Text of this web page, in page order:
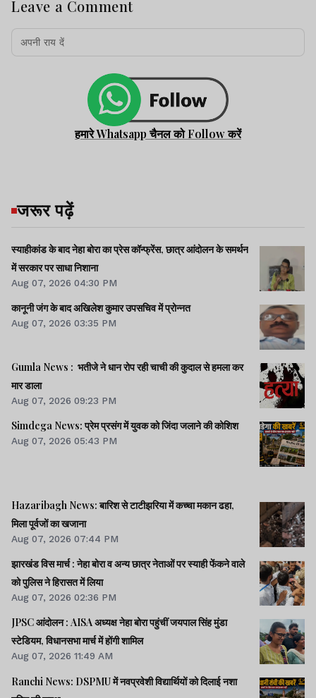
Leave a Comment
हमारे Whatsapp चैनल को Follow करें
जरूर पढ़ें
स्याहीकांड के बाद नेहा बोरा का प्रेस कॉन्फ्रेंस, छात्र आंदोलन के समर्थन
में सरकार पर साधा निशाना
Aug 07, 2026 04:30 PM
कानूनी जंग के बाद अखिलेश कुमार उपसचिव में प्रोन्नत
Aug 07, 2026 03:35 PM
Gumla News : भतीजे ने धान रोप रही चाची की कुदाल से हमला कर
मार डाला
Aug 07, 2026 09:23 PM
Simdega News: प्रेम प्रसंग में युवक को जिंदा जलाने की कोशिश
Aug 07, 2026 05:43 PM
Hazaribagh News: बारिश से टाटीझरिया में कच्चा मकान ढहा,
मिला पूर्वजों का खजाना
Aug 07, 2026 07:44 PM
झारखंड विस मार्च : नेहा बोरा व अन्य छात्र नेताओं पर स्याही फेंकने वाले
को पुलिस ने हिरासत में लिया
Aug 07, 2026 02:36 PM
JPSC आंदोलन : AISA अध्यक्ष नेहा बोरा पहुंचीं जयपाल सिंह मुंडा
स्टेडियम, विधानसभा मार्च में होंगी शामिल
Aug 07, 2026 11:49 AM
Ranchi News: DSPMU में नवप्रवेशी विद्यार्थियों को दिलाई नशा